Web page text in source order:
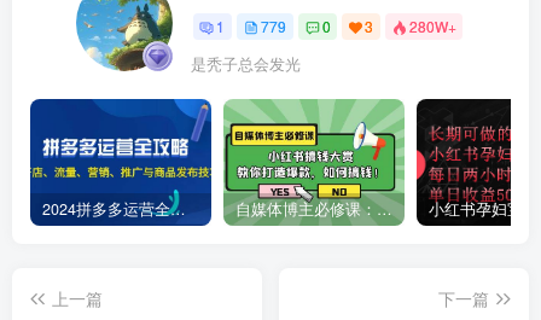
1 779 0 3 280W+
是秃子总会发光
2024拼多多运营全攻略：开店、流量、营销、推广与商品发布技巧（无水印） 自媒体博主必修课：小红书搞钱大赏，教你打造爆款，如何搞钱（11节课）
上一篇
下一篇